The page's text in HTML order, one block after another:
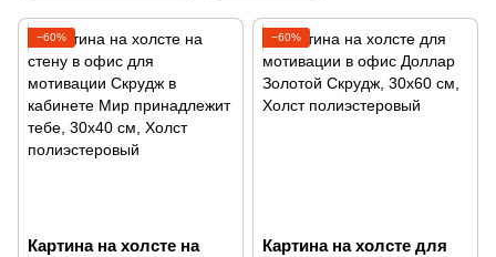
−60%
Картина на холсте на
−60%
Картина на холсте для